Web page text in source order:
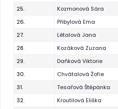
25.
Kozmonová Sára
26.
Přibylová Ema
27.
Létalová Jana
28.
Kozáková Zuzana
29.
Daňková Viktorie
30.
Chvátalová Žofie
31.
Tesařová Štěpánka
32.
Kroutilová Eliška